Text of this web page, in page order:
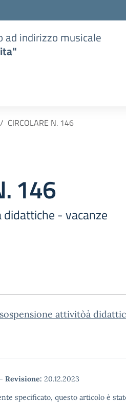
ad indirizzo musicale
CIRCOLARE N. 146
146
- vacanze
attivitòà
- Revisione: 20.12.2023
specificato, questo articolo è